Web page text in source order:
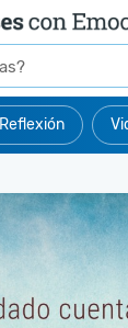
Reflexión